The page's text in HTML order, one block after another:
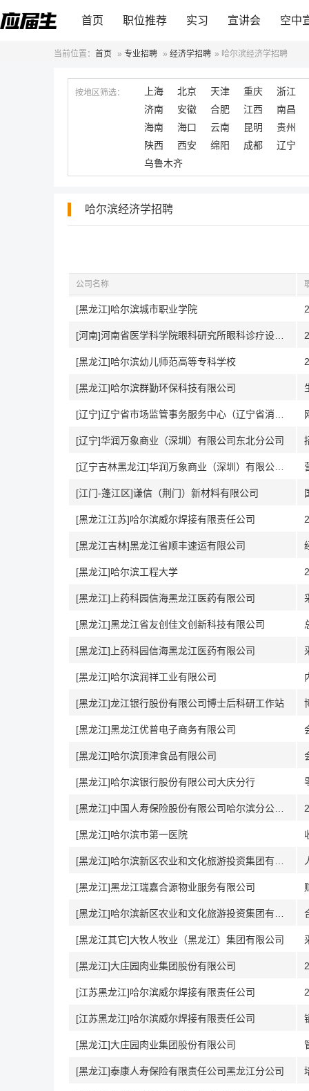
首页 职位推荐 实习 宣讲会 空中
当前位置： 首页 » 专业招聘 » 经济学招聘 » 哈尔滨经济学招聘
按地区筛选： 上海 北京 天津 重庆
浙江
济南
安徽 合肥 江西
南昌
海南
海口 云南 昆明
贵州
陕西
西安 绵阳 成都
辽宁
乌鲁木齐
哈尔滨经济学招聘
公司名称
[黑龙江]哈尔滨城市职业学院
[黑龙江]哈尔滨幼儿师范高等专科学校
[黑龙江]哈尔滨群勤环保科技有限公司
[辽宁]华润万象商业（深圳）有限公司东北分公司
[江门-蓬江区]谦信（荆门）新材料有限公司
[黑龙江江苏]哈尔滨威尔焊接有限责任公司
[黑龙江吉林]黑龙江省顺丰速运有限公司
[黑龙江]哈尔滨工程大学
[黑龙江]上药科园信海黑龙江医药有限公司
[黑龙江]黑龙江省友创佳文创新科技有限公司
[黑龙江]上药科园信海黑龙江医药有限公司
[黑龙江]哈尔滨润祥工业有限公司
[黑龙江]龙江银行股份有限公司博士后科研工作站
[黑龙江]黑龙江优普电子商务有限公司
[黑龙江]哈尔滨顶津食品有限公司
[黑龙江]哈尔滨银行股份有限公司大庆分行
[黑龙江]哈尔滨市第一医院
[黑龙江]黑龙江瑞嘉合源物业服务有限公司
[黑龙江其它]大牧人牧业（黑龙江）集团有限公司
[黑龙江]大庄园肉业集团股份有限公司
[江苏黑龙江]哈尔滨威尔焊接有限责任公司
[江苏黑龙江]哈尔滨威尔焊接有限责任公司
[黑龙江]大庄园肉业集团股份有限公司
[黑龙江]泰康人寿保险有限责任公司黑龙江分公司